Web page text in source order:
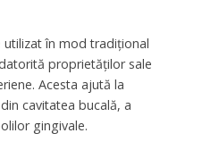
utilizat în mod tradițional
proprietăților sale
Acesta ajută la
cavitatea bucală, a
gingivale.